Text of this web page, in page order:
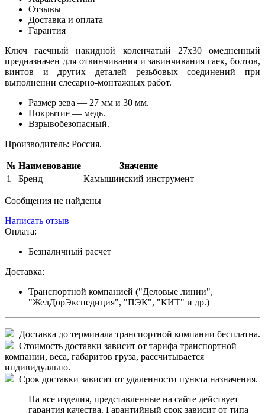
Отзывы
Доставка и оплата
Гарантия
Ключ гаечный накидной коленчатый 27х30 омедненный
предназначен для отвинчивания и завинчивания гаек, болтов,
винтов и других деталей резьбовых соединений при
выполнении слесарно-монтажных работ.
Размер зева — 27 мм и 30 мм.
Покрытие — медь.
Взрывобезопасный.
Производитель: Россия.
№ Наименование
Значение
1
Бренд Камышинский инструмент
Сообщения не найдены
Написать отзыв
Оплата:
Безналичный расчет
Доставка:
Транспортной компанией ("Деловые линии",
"ЖелДорЭкспедиция", "ПЭК", "КИТ" и др.)
Доставка до терминала транспортной компании бесплатна.
Стоимость доставки зависит от тарифа транспортной
компании, веса, габаритов груза, рассчитывается
индивидуально.
Срок доставки зависит от удаленности пункта назначения.
На все изделия, представленные на сайте действует
гарантия качества. Гарантийный срок зависит от типа